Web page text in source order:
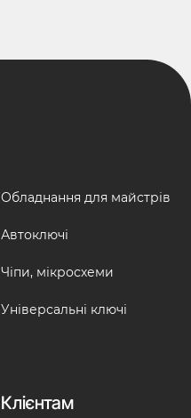
Обладнання для майстрів
Автоключі
Чіпи, мікросхеми
Універсальні ключі
Клієнтам